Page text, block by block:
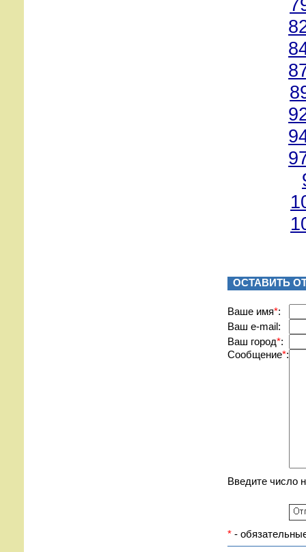
ОСТАВИТЬ
Вашe имя*:
Ваш e-mail:
Ваш город*:
Сообщение*:
Введите число
* -